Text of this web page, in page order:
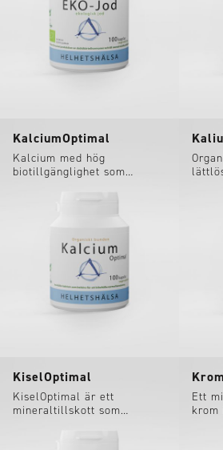
KalciumOptimal
Kalcium med hög
biotillgänglighet som
KiselOptimal
KiselOptimal är ett
mineraltillskott som
Ett